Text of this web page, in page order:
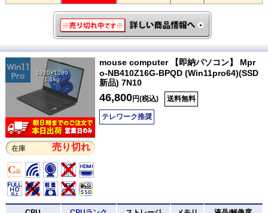
1920×1080
1.1kg
在庫 売り切れ
mouse computer 【即納パソコン】 Mpr
o-NB410Z16G-BPQD (Win11pro64)(SSD
新品) 7N10
46,800円(税込) 送料無料
テレワーク推奨